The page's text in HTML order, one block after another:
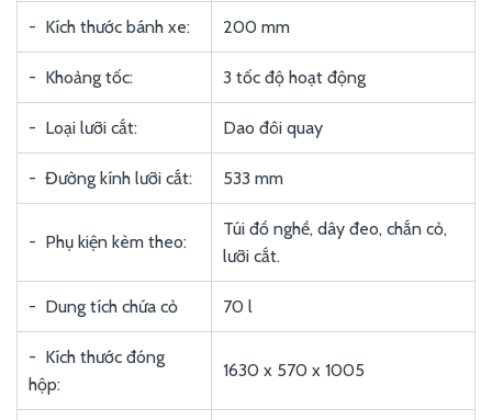
- Kích thước bánh xe: 200 mm
- Khoảng tốc: 3 tốc độ hoạt động
- Loại lưỡi cắt: Dao đôi quay
- Đường kính lưỡi cắt: 533 mm
- Phụ kiện kèm theo:
Túi đồ nghề, dây đeo, chắn cỏ,
lưỡi cắt.
- Dung tích chứa cỏ 70 l
- Kích thước đóng
hộp:
1630 x 570 x 1005